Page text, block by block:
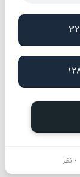
0 نظر